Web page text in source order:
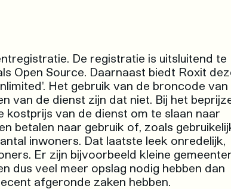
De registratie is uitsluitend te
Open Source. Daarnaast biedt Roxit
Het gebruik van de broncode van
van de dienst zijn dat niet. Bij het
kostprijs van de dienst om te slaan naar
betalen naar gebruik of, zoals
inwoners. Dat laatste leek onredelijk,
Er zijn bijvoorbeeld kleine
dus veel meer opslag nodig hebben dan
afgeronde zaken hebben.